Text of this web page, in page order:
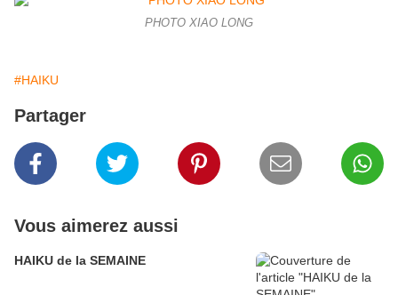
PHOTO XIAO LONG
#HAIKU
Partager
Vous aimerez aussi
HAIKU de la SEMAINE